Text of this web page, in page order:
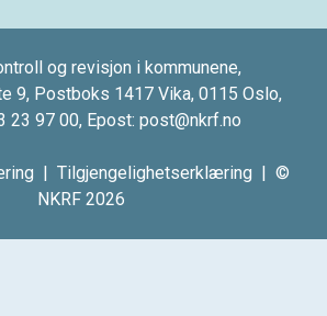
og revisjon i kommunene,
9, Postboks 1417 Vika, 0115 Oslo,
23 97 00, Epost: post@nkrf.no
| Tilgjengelighetserklæring | ©
NKRF 2026